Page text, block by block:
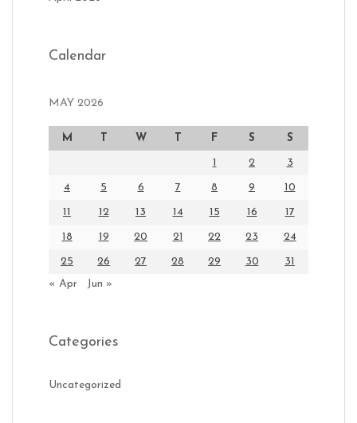
Calendar
MAY 2026
M T W T F S S
1 2 3
4 5 6 7 8 9 10
11 12 13 14 15 16 17
18 19 20 21 22 23 24
25 26 27 28 29 30
31
« Apr
Jun »
Categories
Uncategorized